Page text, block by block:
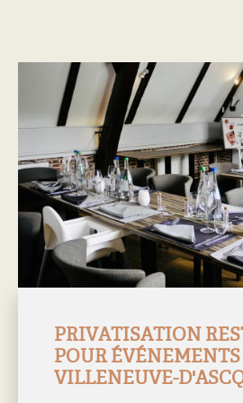
PRIVATISATION
POUR
VILLENEUVE-